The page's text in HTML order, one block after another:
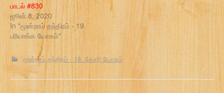
பாடல் #830
ஜூன் 8, 2020
In "மூன்றாம் தந்திரம் - 19.
பரியாங்க யோகம்"
மூன்றாம் தந்திரம் - 18. கேசரி யோகம்